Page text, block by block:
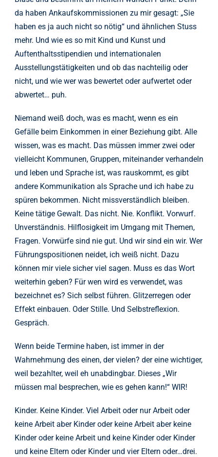
da haben Ankaufskommissionen zu mir gesagt: „Sie
haben es ja auch nicht so nötig“ und ähnlichen Stuss
mehr. Und wie es so mit Kind und Kunst und
Auftenthaltsstipendien und internationalen
Ausstellungstätigkeiten und ob das nachteilig oder
nicht, und wie wer was bewertet oder aufwertet oder
abwertet… puh.
Niemand weiß doch, was es macht, wenn es ein
Gefälle beim Einkommen in einer Beziehung gibt. Alle
wissen, was es macht. Das müssen immer zwei oder
vielleicht Kommunen, Gruppen, miteinander verhandeln
und leben und Sprache ist, was rauskommt, es gibt
andere Kommunikation als Sprache und ich habe zu
spüren bekommen. Nicht missverständlich bleiben.
Keine tätige Gewalt. Das nicht. Nie. Konflikt. Vorwurf.
Unverständnis. Hilflosigkeit im Umgang mit Themen,
Fragen. Vorwürfe sind nie gut. Und wir sind ein wir. Wer
Führungspositionen neidet, ich weiß nicht. Dazu
können mir viele sicher viel sagen. Muss es das Wort
weiterhin geben? Für wen wird es verwendet, was
bezeichnet es? Sich selbst führen. Glitzerregen oder
Effekt einbauen. Oder Stille. Und Selbstreflexion.
Gespräch.
Wenn beide Termine haben, ist immer in der
Wahrnehmung des einen, der vielen? der eine wichtiger,
weil bezahlter, weil eh unabdingbar. Dieses „Wir
müssen mal besprechen, wie es gehen kann!“ WIR!
Kinder. Keine Kinder. Viel Arbeit oder nur Arbeit oder
keine Arbeit aber Kinder oder keine Arbeit aber keine
Kinder oder keine Arbeit und keine Kinder oder Kinder
und keine Eltern oder Kinder und vier Eltern oder…drei.